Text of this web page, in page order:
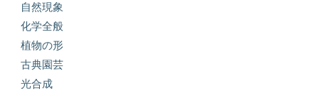
自然現象
化学全般
植物の形
古典園芸
光合成